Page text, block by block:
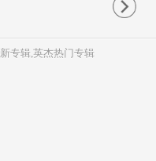
专辑,英杰热门专辑